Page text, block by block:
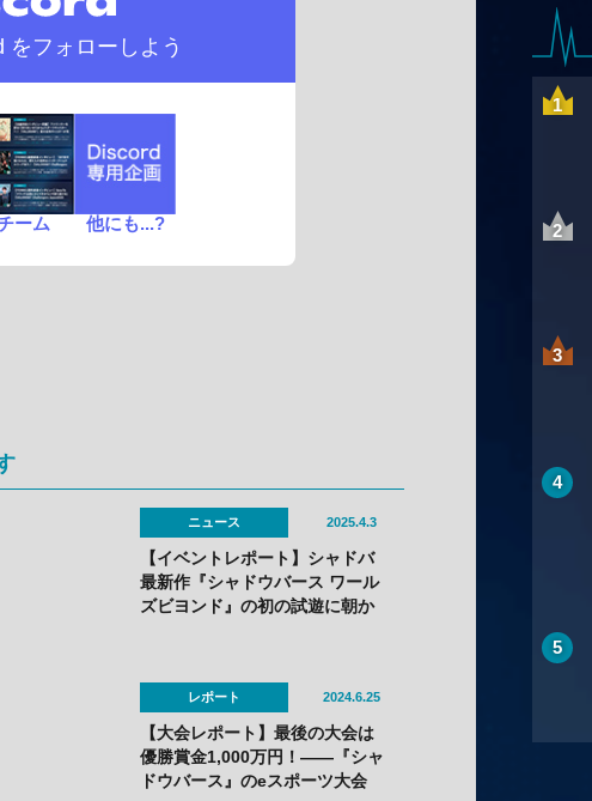
をフォローしよう
ーム 他にも...?
ニュース 2025.4.3
【イベントレポート】シャドバ
最新作『シャドウバース ワール
ズビヨンド』の初の試遊に朝か
レポート 2024.6.25
【大会レポート】最後の大会は
優勝賞金1,000万円！——『シャ
ドウバース』のeスポーツ大会